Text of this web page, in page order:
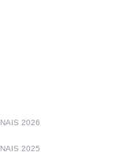
2026
2025